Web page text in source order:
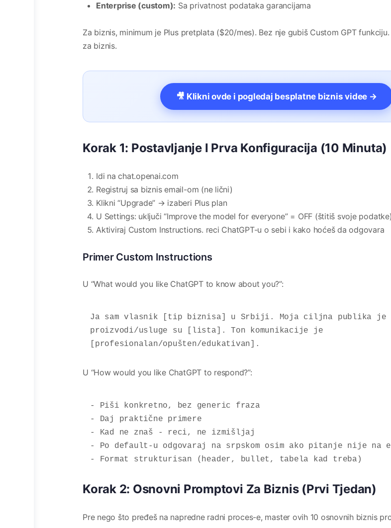
Enterprise (custom): Sa privatnost podataka garancijama
Za biznis, minimum je Plus pretplata ($20/mes). Bez nje gubiš Custom GPT
za biznis.
🎥 Klikni ovde i pogledaj besplatne biznis videe →
Korak 1: Postavljanje I Prva Konfiguracija (10 Minuta)
Idi na chat.openai.com
Registruj sa biznis email-om (ne lični)
Klikni “Upgrade” → izaberi Plus plan
U Settings: uključi “Improve the model for everyone” = OFF (štitiš svoje podatke)
Aktiviraj Custom Instructions. reci ChatGPT-u o sebi i kako hoćeš da odgovara
Primer Custom Instructions
U “What would you like ChatGPT to know about you?”:
Ja sam vlasnik [tip biznisa] u Srbiji. Moja ciljna publika je
proizvodi/usluge su [lista]. Ton komunikacije je
[profesionalan/opušten/edukativan].
U “How would you like ChatGPT to respond?”:
- Piši konkretno, bez generic fraza
- Daj praktične primere
- Kad ne znaš - reci, ne izmišljaj
- Po default-u odgovaraj na srpskom osim ako pitanje nije na
- Format strukturisan (header, bullet, tabela kad treba)
Korak 2: Osnovni Promptovi Za Biznis (Prvi Tjedan)
Pre nego što pređeš na napredne radni proces-e, master ovih 10 osnovnih biznis